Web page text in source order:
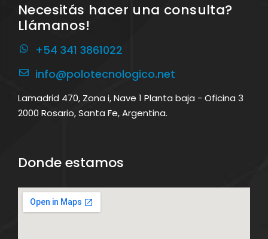
Necesitás hacer una consulta?
Llámanos!
+54 341 3861022
info@polotecnologico.net
Lamadrid 470, Zona i, Nave 1 Planta baja - Oficina 3
2000 Rosario, Santa Fe, Argentina.
Donde estamos